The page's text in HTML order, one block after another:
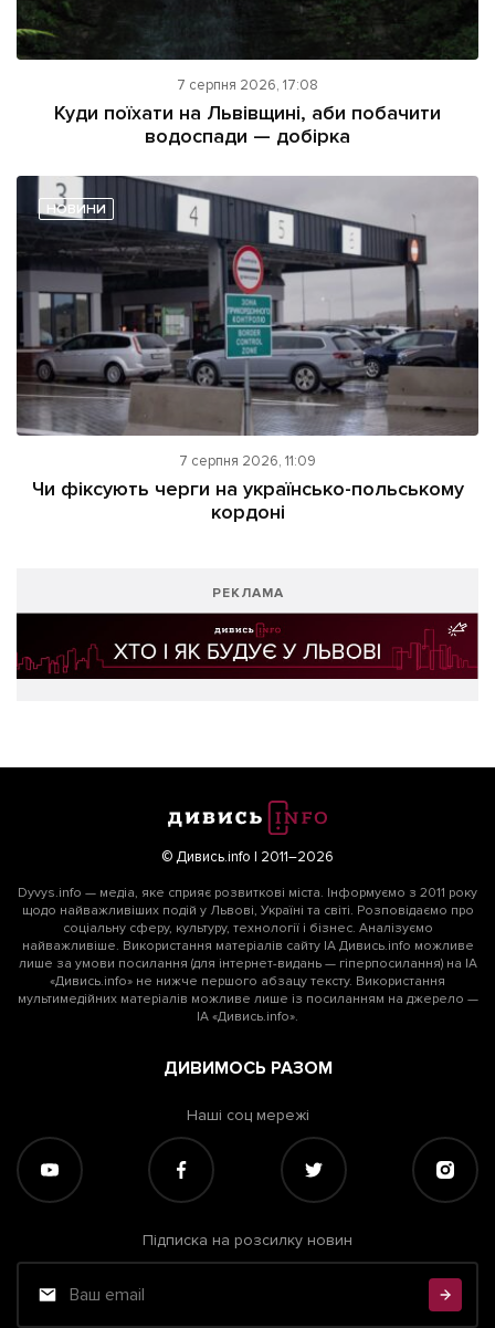
7 серпня 2026, 17:08
Куди поїхати на Львівщині, аби побачити
водоспади — добірка
НОВИНИ
7 серпня 2026, 11:09
Чи фіксують черги на українсько-польському
кордоні
РЕКЛАМА
© Дивись.info | 2011–2026
Dyvys.info — медіа, яке сприяє розвиткові міста. Інформуємо з 2011 року
щодо найважливіших подій у Львові, Україні та світі. Розповідаємо про
соціальну сферу, культуру, технології і бізнес. Аналізуємо
найважливіше. Використання матеріалів сайту ІА Дивись.info можливе
лише за умови посилання (для інтернет-видань — гіперпосилання) на ІА
«Дивись.info» не нижче першого абзацу тексту. Використання
мультимедійних матеріалів можливе лише із посиланням на джерело —
ІА «Дивись.info».
ДИВИМОСЬ РАЗОМ
Наші соц мережі
Підписка на розсилку новин